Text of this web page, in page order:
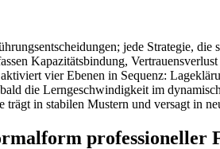
jede Strategie,
Kapazitätsbindung,
vier Ebenen in Sequenz:
die Lerngeschwindigkeit im
in stabilen Mustern und versagt in
professioneller